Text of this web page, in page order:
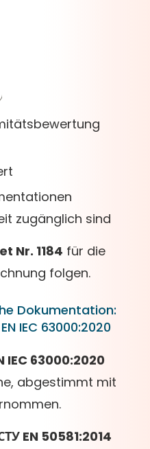
zugänglich sind
Nr. 1184 für die
folgen.
Dokumentation:
IEC 63000:2020
IEC 63000:2020
abgestimmt mit
EN 50581:2014